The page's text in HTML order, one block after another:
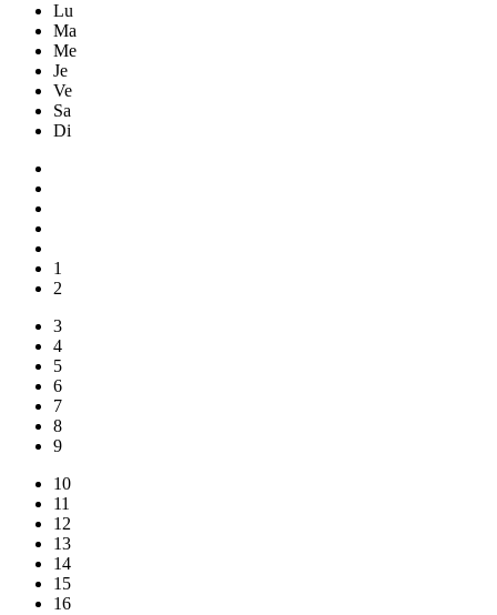
Lu
Ma
Me
Je
Ve
Sa
Di
1
2
3
4
5
6
7
8
9
10
11
12
13
14
15
16